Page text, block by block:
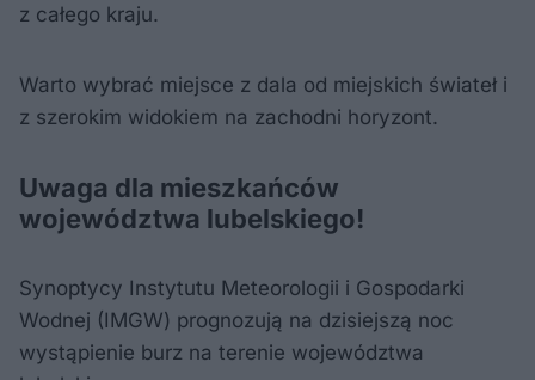
z całego kraju.
Warto wybrać miejsce z dala od miejskich świateł i
z szerokim widokiem na zachodni horyzont.
Uwaga dla mieszkańców
województwa lubelskiego!
Synoptycy Instytutu Meteorologii i Gospodarki
Wodnej (IMGW) prognozują na dzisiejszą noc
wystąpienie burz na terenie województwa